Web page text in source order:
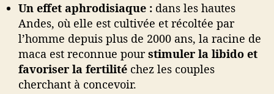
Un effet aphrodisiaque : dans les hautes
Andes, où elle est cultivée et récoltée par
l’homme depuis plus de 2000 ans, la racine de
maca est reconnue pourstimuler la libido et
favoriser la fertilité chez les couples
cherchant à concevoir.